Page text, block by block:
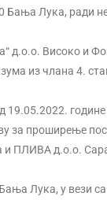
Лука, ради
д.о.о. Високо и
из члана 4.
за проширење
ПЛИВА д.о.о.
Лука, у вези са